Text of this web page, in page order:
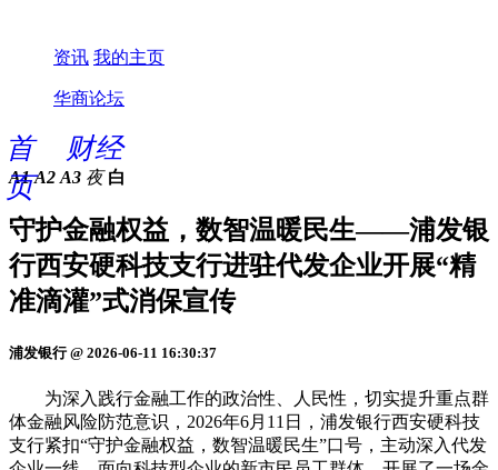
资讯 我的主页
华商论坛
首
页
财经
A1 A2 A3 夜 白
守护金融权益，数智温暖民生——浦发银
行西安硬科技支行进驻代发企业开展“精
准滴灌”式消保宣传
浦发银行 @ 2026-06-11 16:30:37
为深入践行金融工作的政治性、人民性，切实提升重点群
体金融风险防范意识，2026年6月11日，浦发银行西安硬科技
支行紧扣“守护金融权益，数智温暖民生”口号，主动深入代发